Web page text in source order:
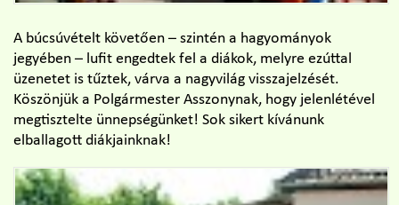
A búcsúvételt követően – szintén a hagyományok
jegyében – lufit engedtek fel a diákok, melyre ezúttal
üzenetet is tűztek, várva a nagyvilág visszajelzését.
Köszönjük a Polgármester Asszonynak, hogy jelenlétével
megtisztelte ünnepségünket! Sok sikert kívánunk
elballagott diákjainknak!